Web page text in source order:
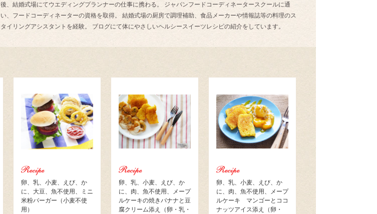
後、結婚式場にてウエディングプランナーの仕事に携わる。 ジャパンフードコーディネータースクールに通
い、フードコーディネーターの資格を取得。 結婚式場の厨房で調理補助、食品メーカーや情報誌等の料理のス
タイリングアシスタントを経験。 ブログにて体にやさしいヘルシースイーツレシピの紹介をしています。
卵、乳、小麦、えび、か
に、大豆、魚不使用、ミニ
米粉バーガー（小麦不使
用）
卵、乳、小麦、えび、か
に、肉、魚不使用、メープ
ルケーキの焼きバナナと豆
腐クリーム添え（卵・乳・
卵、乳、小麦、えび、か
に、肉、魚不使用、メープ
ルケーキ マンゴーとココ
ナッツアイス添え（卵・